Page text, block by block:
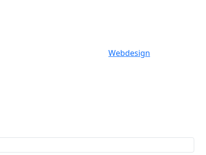
Webdesign